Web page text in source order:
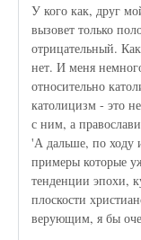
У кого как, друг
вызовет только
отрицательный.
нет. И меня
относительно
католицизм - это
с ним, а
'А дальше, по ходу
примеры которые
тенденции эпохи,
плоскости
верующим, я бы